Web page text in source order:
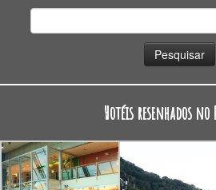
Hotéis resenhados